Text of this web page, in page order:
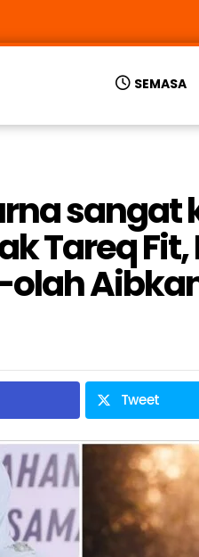
SEMASA
sangat
Tareq
Tweet